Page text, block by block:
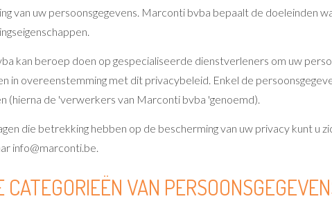
van uw persoonsgegevens. Marconti bvba bepaalt de doeleinden
kan beroep doen op gespecialiseerde dienstverleners om uw
in overeenstemming met dit privacybeleid. Enkel de
(hierna de 'verwerkers van Marconti bvba 'genoemd).
die betrekking hebben op de bescherming van uw privacy kunt
info@marconti.be.
CATEGORIEËN VAN